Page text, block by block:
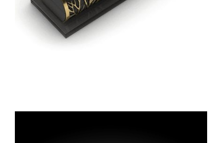
Nous contacter